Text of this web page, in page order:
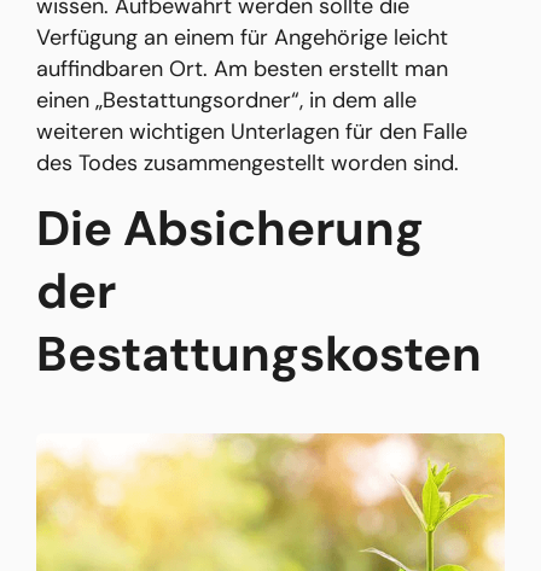
wissen. Aufbewahrt werden sollte die
Verfügung an einem für Angehörige leicht
auffindbaren Ort. Am besten erstellt man
einen „Bestattungsordner“, in dem alle
weiteren wichtigen Unterlagen für den Falle
des Todes zusammengestellt worden sind.
Die Absicherung
der
Bestattungskosten